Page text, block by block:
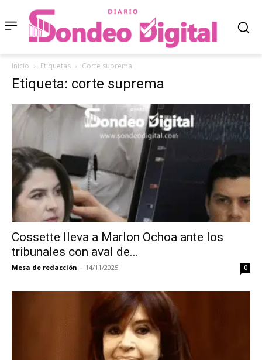
Inicio Etiquetas Corte suprema
Etiqueta: corte suprema
Cossette lleva a Marlon Ochoa ante los
tribunales con aval de...
Mesa de redacción - 14/11/2025 0